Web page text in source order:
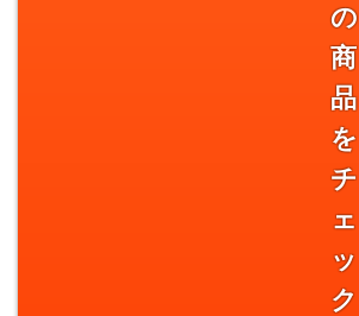
の
商
品
を
チ
ェ
ッ
ク